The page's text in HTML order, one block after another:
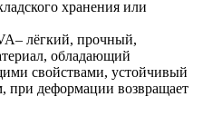
хранения или
лёгкий, прочный,
обладающий
свойствами, устойчивый
при деформации возвращает